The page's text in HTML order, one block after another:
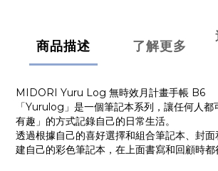
商品描述 了解更多
MIDORI Yuru Log 無時效月計畫手帳 B6
「Yurulog」是一個筆記本系列，讓任何人
有趣」的方式記錄自己的日常生活。
透過根據自己的喜好選擇和組合筆記本、封面
建自己的彩色筆記本，在上面書寫和回顧時都